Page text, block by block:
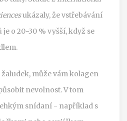
ukázaly, že vstřebávání
o 20-30 % vyšší, když se
může vám kolagen
nevolnost. V tom
snídaní - například s